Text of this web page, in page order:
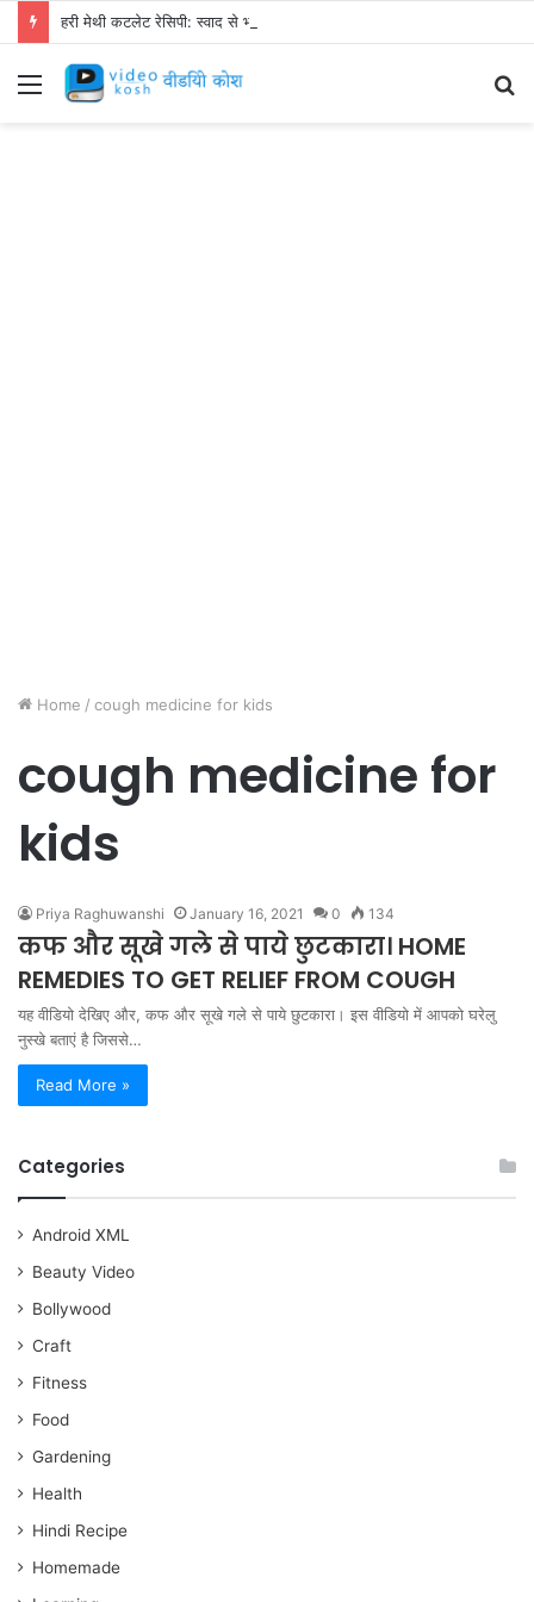
हरी मेथी कटलेट रेसिपी: स्वाद से भरपूर और स्वस्थ नाश्ता बनाएं!
Menu
Home / cough medicine for kids
cough medicine for
kids
Priya Raghuwanshi January 16, 2021 0 134
कफ और सूखे गले से पाये छुटकारा। HOME
REMEDIES TO GET RELIEF FROM COUGH
यह वीडियो देखिए और, कफ और सूखे गले से पाये छुटकारा। इस वीडियो में आपको घरेलु
नुस्खे बताएं है जिससे…
Read More »
Categories
Android XML
Beauty Video
Bollywood
Craft
Fitness
Food
Gardening
Health
Hindi Recipe
Homemade